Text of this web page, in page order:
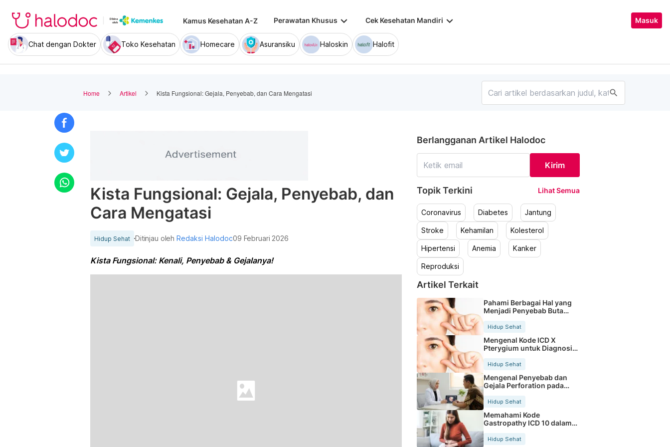
Kamus Kesehatan A-Z Perawatan Khusus keyboard_arrow_down Cek Kesehatan Mandiri keyboard_arrow_down Masuk
Chat dengan Dokter Toko Kesehatan Homecare Asuransiku Haloskin Halofit
Home Artikel Kista Fungsional: Gejala, Penyebab, dan Cara Mengatasi search
Kista Fungsional: Gejala, Penyebab, dan
Cara Mengatasi
Hidup Sehat Ditinjau olehRedaksi Halodoc09 Februari 2026
Kista Fungsional: Kenali, Penyebab & Gejalanya!
Berlangganan Artikel Halodoc
Kirim
Topik Terkini Lihat Semua
Coronavirus Diabetes Jantung
Stroke Kehamilan Kolesterol
Hipertensi Anemia Kanker
Reproduksi
Artikel Terkait
Pahami Berbagai Hal yang
Menjadi Penyebab Buta
Hidup Sehat
Mengenal Kode ICD X
Pterygium untuk Diagnosis
Hidup Sehat
Mengenal Penyebab dan
Gejala Perforation pada
Tubuh
Hidup Sehat
Memahami Kode
Gastropathy ICD 10 dalam
Rekam Medis Pasien
Hidup Sehat